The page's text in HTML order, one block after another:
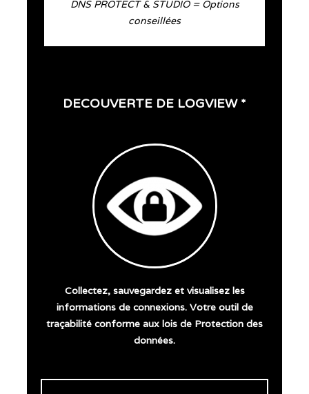
DNS PROTECT & STUDIO = Options
conseillées
DECOUVERTE DE LOGVIEW *
Collectez, sauvegardez et visualisez les
informations de connexions. Votre outil de
traçabilité conforme aux lois de Protection des
données.